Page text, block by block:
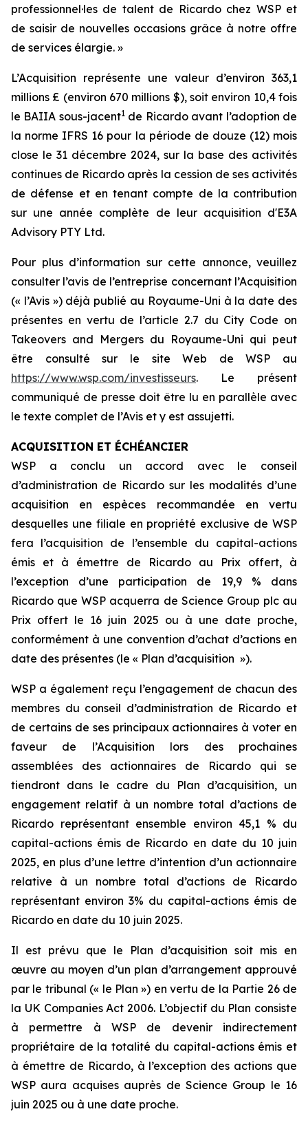
professionnel·les de talent de Ricardo chez WSP et
de saisir de nouvelles occasions grâce à notre offre
de services élargie. »
L’Acquisition représente une valeur d’environ 363,1
millions £ (environ 670 millions $), soit environ 10,4 fois
le BAIIA sous-jacent1de Ricardo avant l’adoption de
la norme IFRS 16 pour la période de douze (12) mois
close le 31 décembre 2024, sur la base des activités
continues de Ricardo après la cession de ses activités
de défense et en tenant compte de la contribution
sur une année complète de leur acquisition d'E3A
Advisory PTY Ltd.
Pour plus d’information sur cette annonce, veuillez
consulter l’avis de l’entreprise concernant l’Acquisition
(« l’Avis ») déjà publié au Royaume-Uni à la date des
présentes en vertu de l’article 2.7 du City Code on
Takeovers and Mergers du Royaume-Uni qui peut
être consulté sur le site Web de WSP au
https://www.wsp.com/investisseurs. Le présent
communiqué de presse doit être lu en parallèle avec
le texte complet de l’Avis et y est assujetti.
ACQUISITION ET ÉCHÉANCIER
WSP a conclu un accord avec le conseil
d’administration de Ricardo sur les modalités d’une
acquisition en espèces recommandée en vertu
desquelles une filiale en propriété exclusive de WSP
fera l’acquisition de l’ensemble du capital-actions
émis et à émettre de Ricardo au Prix offert, à
l’exception d’une participation de 19,9 % dans
Ricardo que WSP acquerra de Science Group plc au
Prix offert le 16 juin 2025 ou à une date proche,
conformément à une convention d’achat d’actions en
date des présentes (le « Plan d’acquisition »).
WSP a également reçu l’engagement de chacun des
membres du conseil d’administration de Ricardo et
de certains de ses principaux actionnaires à voter en
faveur de l’Acquisition lors des prochaines
assemblées des actionnaires de Ricardo qui se
tiendront dans le cadre du Plan d’acquisition, un
engagement relatif à un nombre total d’actions de
Ricardo représentant ensemble environ 45,1 % du
capital-actions émis de Ricardo en date du 10 juin
2025, en plus d’une lettre d’intention d’un actionnaire
relative à un nombre total d’actions de Ricardo
représentant environ 3% du capital-actions émis de
Ricardo en date du 10 juin 2025.
Il est prévu que le Plan d’acquisition soit mis en
œuvre au moyen d’un plan d’arrangement approuvé
par le tribunal (« le Plan ») en vertu de la Partie 26 de
la UK Companies Act 2006. L’objectif du Plan consiste
à permettre à WSP de devenir indirectement
propriétaire de la totalité du capital-actions émis et
à émettre de Ricardo, à l’exception des actions que
WSP aura acquises auprès de Science Group le 16
juin 2025 ou à une date proche.